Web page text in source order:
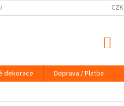
NÁVOD
CZK
dekorace Doprava / Platba